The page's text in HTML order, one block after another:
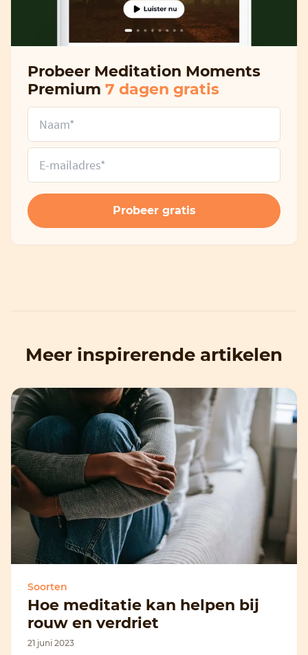
Probeer Meditation Moments
Premium 7 dagen gratis
Meer inspirerende artikelen
Soorten
Hoe meditatie kan helpen bij
rouw en verdriet
21 juni 2023